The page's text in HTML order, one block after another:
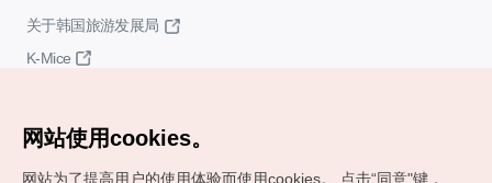
关于韩国旅游发展局
K-Mice
网站使用cookies。
网站为了提高用户的使用体验而使用cookies。 点击“同意"键，